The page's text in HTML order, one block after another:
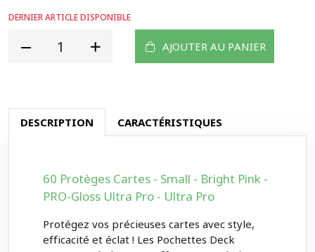
DERNIER ARTICLE DISPONIBLE
AJOUTER AU PANIER
DESCRIPTION CARACTÉRISTIQUES
60 Protèges Cartes - Small - Bright Pink -
PRO-Gloss Ultra Pro - Ultra Pro
Protégez vos précieuses cartes avec style,
efficacité et éclat ! Les Pochettes Deck